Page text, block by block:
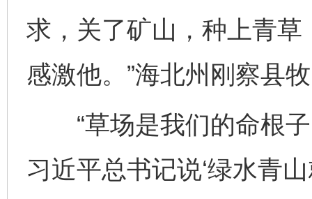
求，关了矿山，种上青
感激他。”海北州刚察县
“草场是我们的命根子
习近平总书记说‘绿水青